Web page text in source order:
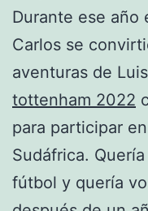
Durante ese año
Carlos se
aventuras de
tottenham 2022
para participar
Sudáfrica.
fútbol y quería